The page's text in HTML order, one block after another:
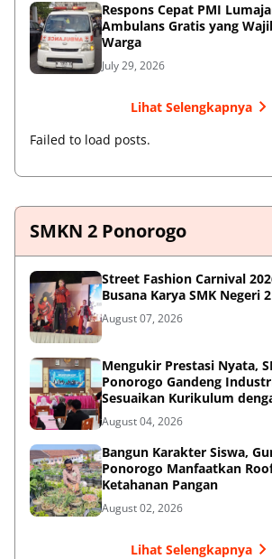
Respons Cepat PMI
Ambulans Gratis yang
Warga
July 29, 2026
Lihat Selengkapnya
Failed to load posts.
SMKN 2 Ponorogo
Street Fashion Carnival
Busana Karya SMK Negeri
August 07, 2026
Mengukir Prestasi Nyata,
Ponorogo Gandeng
Sesuaikan Kurikulum
Dunia Kerja
August 04, 2026
Bangun Karakter Siswa,
Ponorogo Manfaatkan
Ketahanan Pangan
August 02, 2026
Lihat Selengkapnya